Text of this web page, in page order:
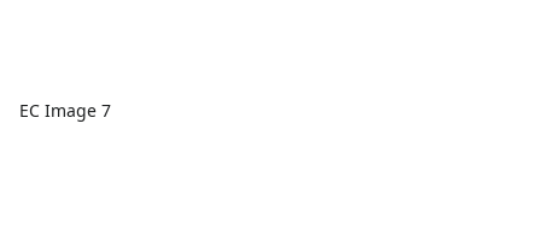
EC Image 7